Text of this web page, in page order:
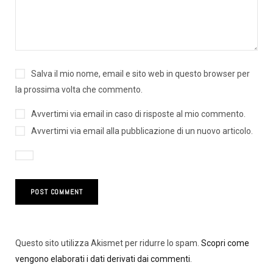
Salva il mio nome, email e sito web in questo browser per
la prossima volta che commento.
Avvertimi via email in caso di risposte al mio commento.
Avvertimi via email alla pubblicazione di un nuovo articolo.
Questo sito utilizza Akismet per ridurre lo spam. Scopri come
vengono elaborati i dati derivati dai commenti.